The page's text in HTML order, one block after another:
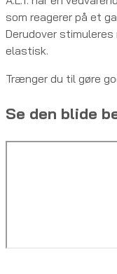
som reagerer på et
Derudover
elastisk.
Trænger du til gøre
Se den blide